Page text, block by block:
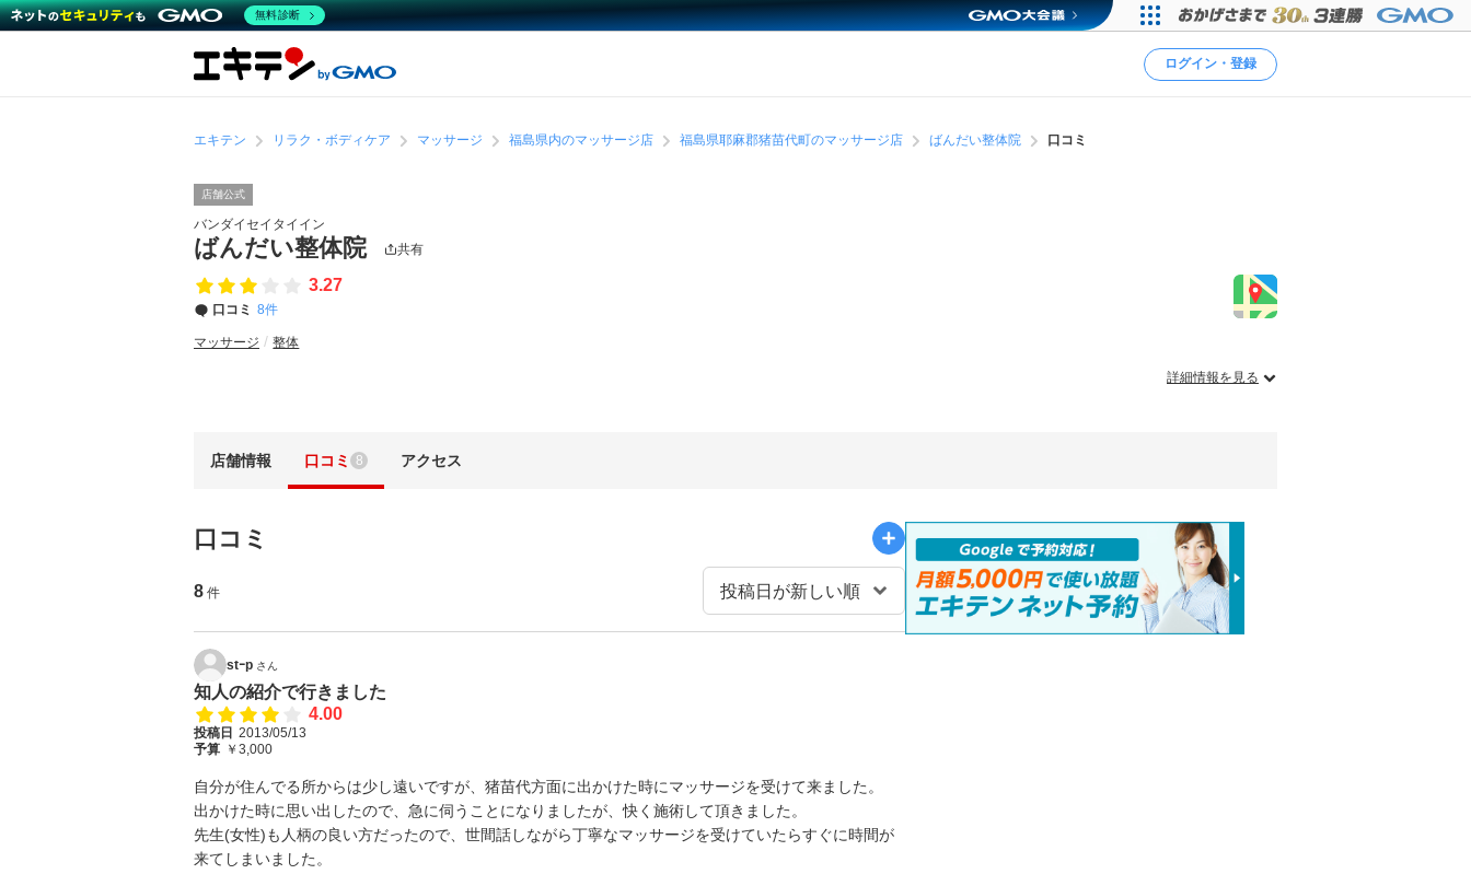
ログイン・登録
エキテン リラク・ボディケア マッサージ 福島県内のマッサージ店 福島県耶麻郡猪苗代町のマッサージ店 ばんだい整体院 口コミ
店舗公式
バンダイセイタイイン
ばんだい整体院 共有
3.27
口コミ 8件
マッサージ 整体
詳細情報を見る
店舗情報 口コミ 8 アクセス
口コミ
8 件
stｰp さん
知人の紹介で行きました
4.00
投稿日 2013/05/13
予算 ￥3,000
自分が住んでる所からは少し遠いですが、猪苗代方面に出かけた時にマッサージを受けて来ました。
出かけた時に思い出したので、急に伺うことになりましたが、快く施術して頂きました。
先生(女性)も人柄の良い方だったので、世間話しながら丁寧なマッサージを受けていたらすぐに時間が
来てしまいました。
無料診断